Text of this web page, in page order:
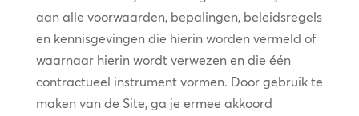
aan alle voorwaarden, bepalingen, beleidsregels
en kennisgevingen die hierin worden vermeld of
waarnaar hierin wordt verwezen en die één
contractueel instrument vormen. Door gebruik te
maken van de Site, ga je ermee akkoord